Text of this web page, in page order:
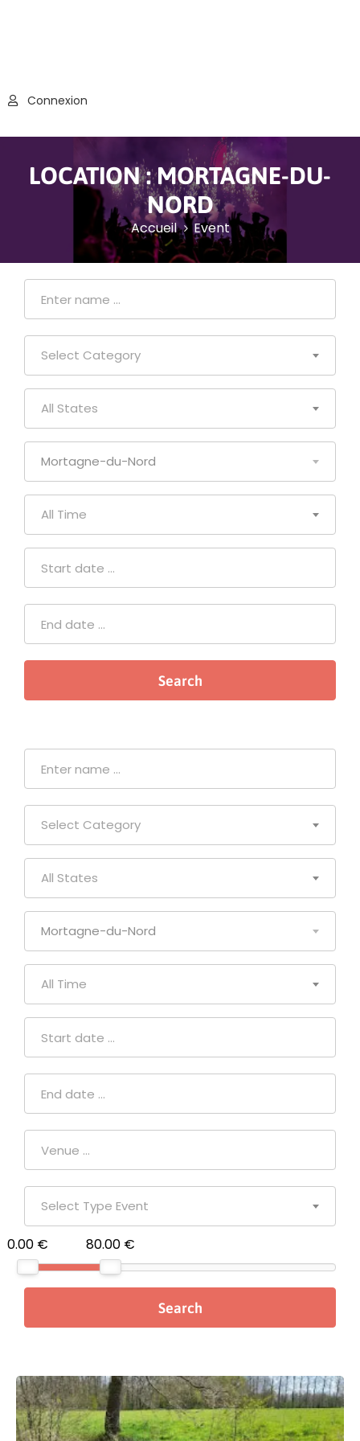
Connexion
LOCATION :MORTAGNE-DU-
NORD
Accueil Event
Select Category
All States
Mortagne-du-Nord
All Time
Select Category
All States
Mortagne-du-Nord
All Time
Select Type Event
0.00 € 80.00 €